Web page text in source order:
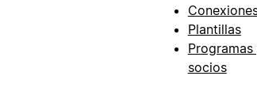
Plantillas
Programas
socios